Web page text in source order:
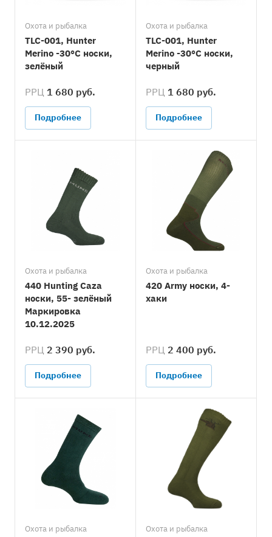
Охота и рыбалка
TLC-001, Hunter
Merino -30°C носки,
зелёный
РРЦ 1 680 руб.
Подробнее
Охота и рыбалка
TLC-001, Hunter
Merino -30°C носки,
черный
РРЦ 1 680 руб.
Подробнее
Охота и рыбалка
440 Hunting Caza
носки, 55- зелёный
Маркировка
10.12.2025
РРЦ 2 390 руб.
Подробнее
Охота и рыбалка
420 Army носки, 4-
хаки
РРЦ 2 400 руб.
Подробнее
Охота и рыбалка Охота и рыбалка